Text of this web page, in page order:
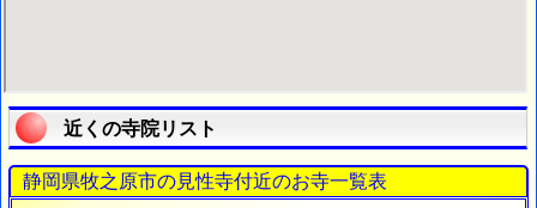
近くの寺院リスト
静岡県牧之原市の見性寺付近のお寺一覧表